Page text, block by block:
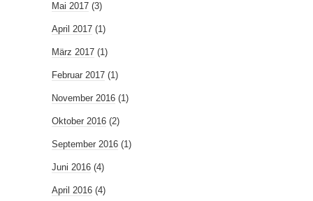
Mai 2017 (3)
April 2017 (1)
März 2017 (1)
Februar 2017 (1)
November 2016 (1)
Oktober 2016 (2)
September 2016 (1)
Juni 2016 (4)
April 2016 (4)